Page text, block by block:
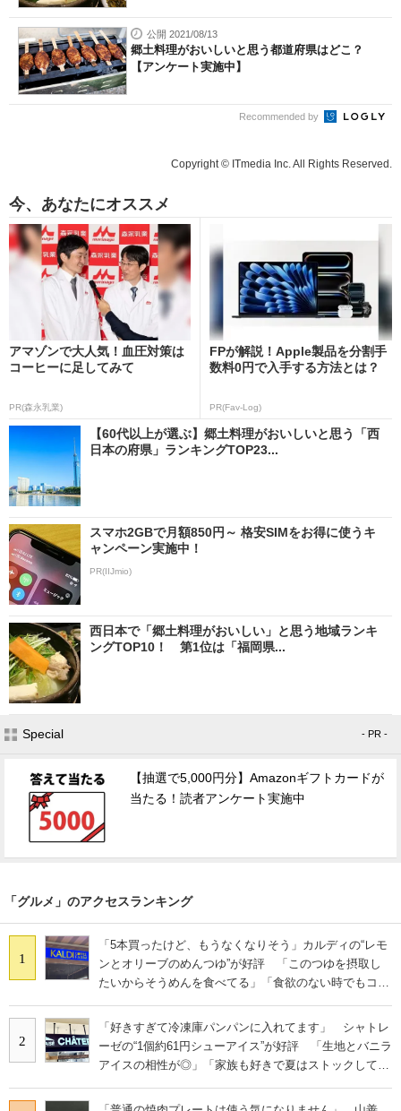
公開 2021/08/13
郷土料理がおいしいと思う都道府県はどこ？
【アンケート実施中】
Recommended by
Copyright © ITmedia Inc. All Rights Reserved.
今、あなたにオススメ
アマゾンで大人気！血圧対策は
コーヒーに足してみて
PR(森永乳業)
FPが解説！Apple製品を分割手
数料0円で入手する方法とは？
PR(Fav-Log)
【60代以上が選ぶ】郷土料理がおいしいと思う「西
日本の府県」ランキングTOP23...
スマホ2GBで月額850円～ 格安SIMをお得に使うキ
ャンペーン実施中！
PR(IIJmio)
西日本で「郷土料理がおいしい」と思う地域ランキ
ングTOP10！ 第1位は「福岡県...
Special - PR -
【抽選で5,000円分】Amazonギフトカードが
当たる！読者アンケート実施中
「グルメ」のアクセスランキング
1
「5本買ったけど、もうなくなりそう」カルディの“レモ
ンとオリーブのめんつゆ”が好評 「このつゆを摂取し
たいからそうめんを食べてる」「食欲のない時でもコレ
2
「好きすぎて冷凍庫パンパンに入れてます」 シャトレ
ーゼの“1個約61円シューアイス”が好評 「生地とバニラ
アイスの相性が◎」「家族も好きで夏はストックして